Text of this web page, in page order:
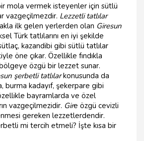
mola vermek isteyenler için sütlü
vazgeçilmezdir. Lezzetli tatlılar
ilk gelen yerlerden olan Giresun
Türk tatlılarını en iyi şekilde
kazandibi gibi sütlü tatlılar
öne çıkar. Özellikle fındıkla
özgü bir lezzet sunar.
şerbetli tatlılarkonusunda da
burma kadayıf, şekerpare gibi
bayramlarda ve özel
vazgeçilmezidir. Gire özgü cevizli
gereken lezzetlerdendir.
mi tercih etmeli? İşte kısa bir